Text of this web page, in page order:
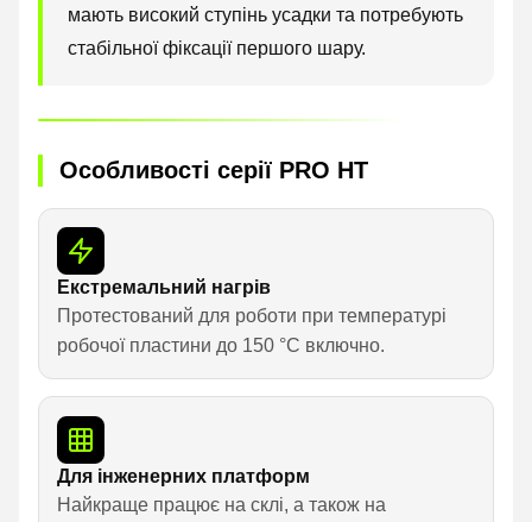
мають високий ступінь усадки та потребують
стабільної фіксації першого шару.
Особливості серії PRO HT
Екстремальний нагрів
Протестований для роботи при температурі
робочої пластини до 150 °C включно.
Для інженерних платформ
Найкраще працює на склі, а також на